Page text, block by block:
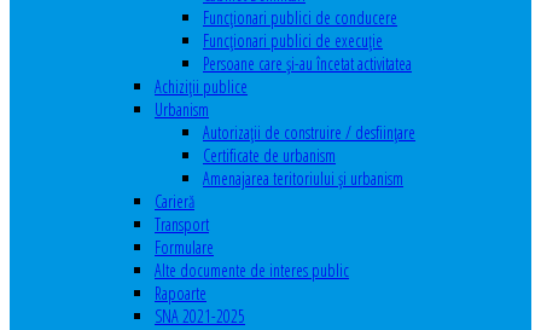
Funcţionari publici de conducere
Funcționari publici de execuție
Persoane care şi-au încetat activitatea
Achiziţii publice
Urbanism
Autorizații de construire / desființare
Certificate de urbanism
Amenajarea teritoriului şi urbanism
Carieră
Transport
Formulare
Alte documente de interes public
Rapoarte
SNA 2021-2025